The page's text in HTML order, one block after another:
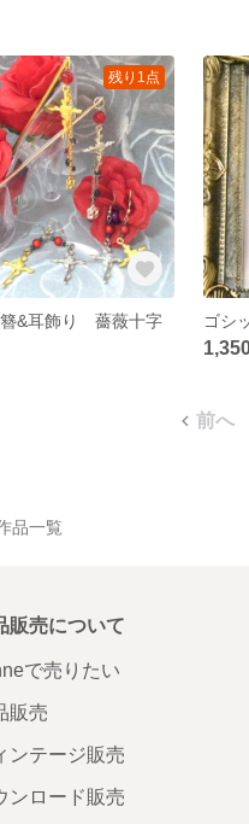
残り1点
簪&耳飾り 薔薇十字 ゴシ
前へ
品一覧
販売について
で売りたい
販売
ンテージ販売
ンロード販売